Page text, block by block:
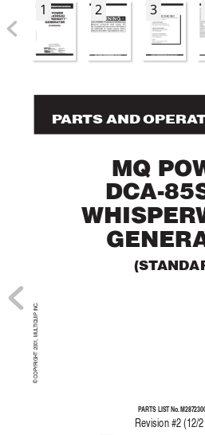
1
2 3
MQ
DCA-
WHISPER
(ST
Revision #2 (12/
© COPYRIGHT 2001, MUL
TIQUIP INC.
PARTS LIST No.
PARTS AND OPERA